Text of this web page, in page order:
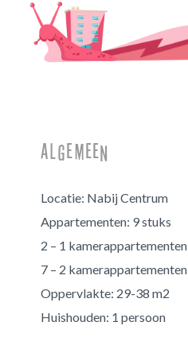
Algemeen
Locatie: Nabij Centrum
Appartementen: 9 stuks
2 – 1 kamerappartementen
7 – 2 kamerappartementen
Oppervlakte: 29-38 m2
Huishouden: 1 persoon